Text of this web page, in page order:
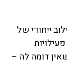
ייחודי של
שאין דומה לה –